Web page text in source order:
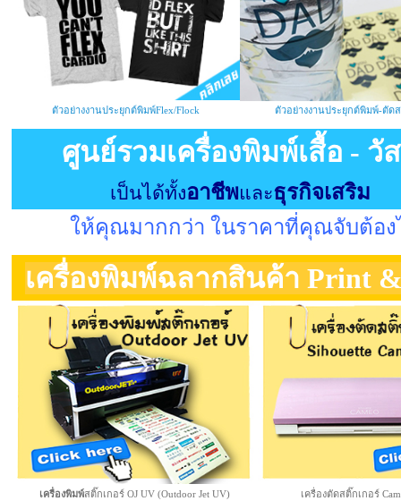
ตัวอย่างงานประยุกต์พิมพ์Flex/Flock ตัวอย่างงานประยุกต์พิมพ์-ตัด
ศูนย์รวมเครื่องพิมพ์เสื้อ - วั
เป็นได้ทั้งอาชีพและธุรกิจเสริม
ให้คุณมากกว่า ในราคาที่คุณจับต้อง
เครื่องพิมพ์ฉลากสินค้า Print
เครื่องพิมพ์สติ๊กเกอร์ OJ UV (Outdoor Jet UV) เครื่องตัดสติ๊กเกอร์